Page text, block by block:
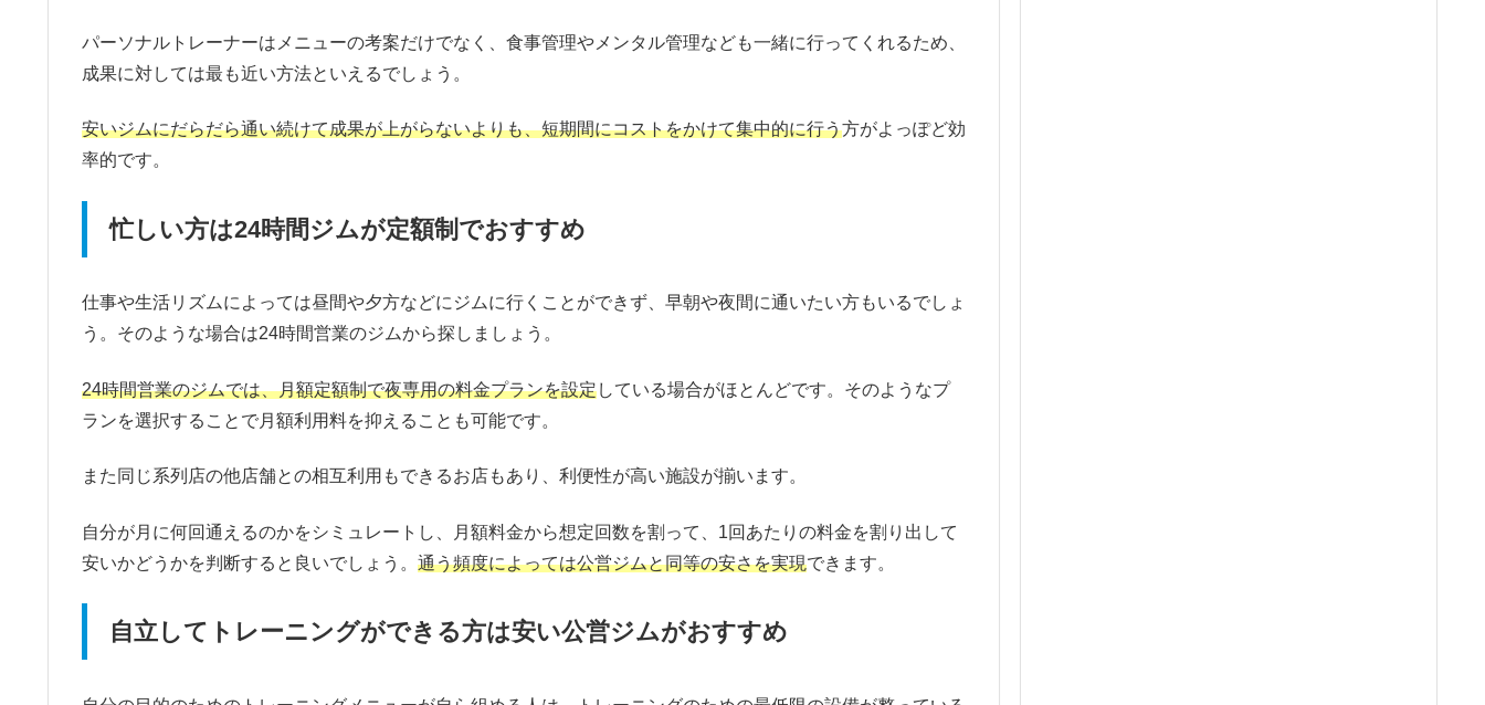
パーソナルトレーナーはメニューの考案だけでなく、食事管理やメンタル管理なども一緒に行ってくれるため、
成果に対しては最も近い方法といえるでしょう。
安いジムにだらだら通い続けて成果が上がらないよりも、短期間にコストをかけて集中的に行う方がよっぽど効
率的です。
忙しい方は24時間ジムが定額制でおすすめ
仕事や生活リズムによっては昼間や夕方などにジムに行くことができず、早朝や夜間に通いたい方もいるでしょ
う。そのような場合は24時間営業のジムから探しましょう。
24時間営業のジムでは、月額定額制で夜専用の料金プランを設定している場合がほとんどです。そのようなプ
ランを選択することで月額利用料を抑えることも可能です。
また同じ系列店の他店舗との相互利用もできるお店もあり、利便性が高い施設が揃います。
自分が月に何回通えるのかをシミュレートし、月額料金から想定回数を割って、1回あたりの料金を割り出して
安いかどうかを判断すると良いでしょう。 通う頻度によっては公営ジムと同等の安さを実現できます。
自立してトレーニングができる方は安い公営ジムがおすすめ